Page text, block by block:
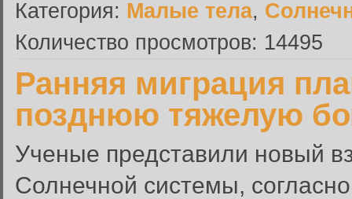
Категория: Малые тела,
Количество просмотров: 14495
Ранняя миграция
позднюю тяжелую
Ученые представили новый
Солнечной системы,